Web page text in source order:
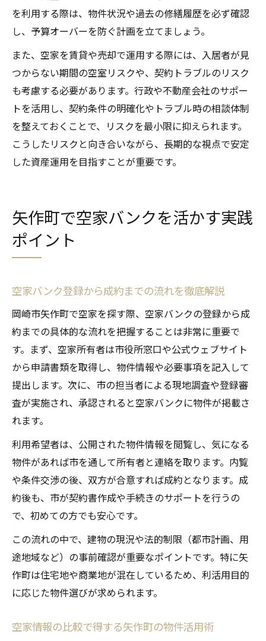
を利用する際は、物件状況や過去の修繕履歴を必ず確認
し、予算オーバーを防ぐ計画を立てましょう。
また、空家を賃貸や売却で運用する際には、入居者が見
つからない期間の空室リスクや、契約トラブルのリスク
も考慮する必要があります。行政や不動産会社のサポー
トを活用し、契約条件の明確化やトラブル時の相談体制
を整えておくことで、リスクを最小限に抑えられます。
こうしたリスクと向き合いながら、長期的な視点で安定
した資産運用を目指すことが重要です。
矢作町で空家バンクを活かす実践
ポイント
空家バンク登録から成約までの流れを徹底解説
岡崎市矢作町で空家を探す際、空家バンクの登録から成
約までの具体的な流れを把握することは非常に重要で
す。まず、空家所有者は市役所窓口や公式ウェブサイト
から申請書類を取得し、物件情報や必要事項を記入して
提出します。次に、市の担当者による現地調査や登録審
査が実施され、承認されると空家バンクに物件が掲載さ
れます。
利用希望者は、公開された物件情報を閲覧し、気になる
物件があれば市を通して所有者と連絡を取ります。内覧
や条件交渉の後、双方が合意すれば成約となります。成
約後も、市が契約書作成や手続きのサポートを行うの
で、初めての方でも安心です。
この流れの中で、建物の現況や法的制限（都市計画、用
途地域など）の事前確認が重要なポイントです。特に矢
作町は住宅地や商業地が混在しているため、利活用目的
に応じた物件選びが求められます。
空家情報の比較で得する矢作町の物件活用術